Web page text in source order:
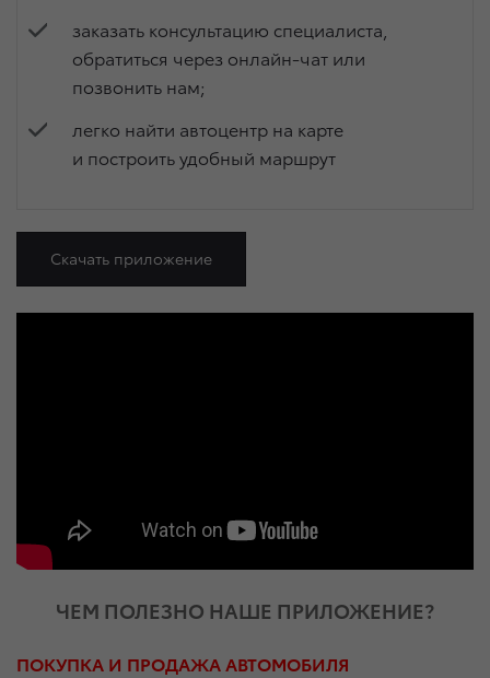
заказать консультацию специалиста,
обратиться через онлайн-чат или
позвонить нам;
легко найти автоцентр на карте
и построить удобный маршрут
Скачать приложение
ЧЕМ ПОЛЕЗНО НАШЕ ПРИЛОЖЕНИЕ?
ПОКУПКА И ПРОДАЖА АВТОМОБИЛЯ